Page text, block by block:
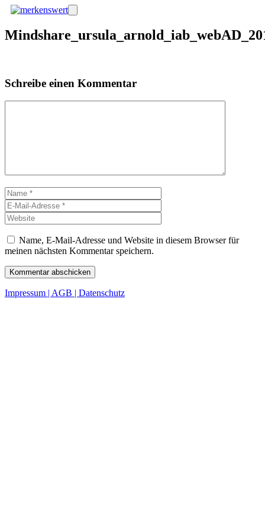
Zum
springen
Menü
Schreibe einen Kommentar
Name
Mail-
Adresse
Name, E-Mail-Adresse und Website in diesem Browser für
meinen nächsten Kommentar speichern.
Impressum | AGB | Datenschutz